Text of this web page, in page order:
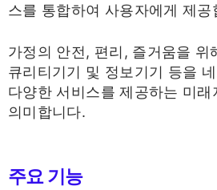
스를 통합하여 사용자에게 제공
가정의 안전, 편리, 즐거움을 위
큐리티기기 및 정보기기 등을
다양한 서비스를 제공하는 미
의미합니다.
주요 기능